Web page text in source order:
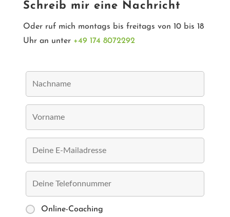
Schreib mir eine Nachricht
Oder ruf mich montags bis freitags von 10 bis 18
Uhr an unter +49 174 8072292
Online-Coaching